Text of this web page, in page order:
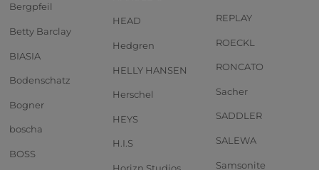
Bergpfeil
Betty Barclay
BIASIA
Bodenschatz
Bogner
boscha
BOSS
HEAD
Hedgren
HELLY HANSEN
Herschel
HEYS
H.I.S
REPLAY
ROECKL
RONCATO
Sacher
SADDLER
SALEWA
Samsonite